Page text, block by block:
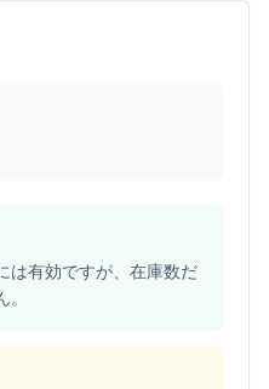
は有効ですが、在庫数だ